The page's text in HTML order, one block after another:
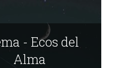
- Ecos del
Alma